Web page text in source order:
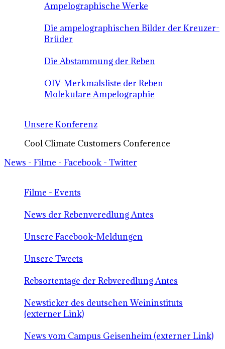
Ampelographische Werke
Die ampelographischen Bilder der Kreuzer-
Brüder
Die Abstammung der Reben
OIV-Merkmalsliste der Reben
Molekulare Ampelographie
Unsere Konferenz
Cool Climate Customers Conference
News - Filme - Facebook - Twitter
Filme - Events
News der Rebenveredlung Antes
Unsere Facebook-Meldungen
Unsere Tweets
Rebsortentage der Rebveredlung Antes
Newsticker des deutschen Weininstituts
(externer Link)
News vom Campus Geisenheim (externer Link)